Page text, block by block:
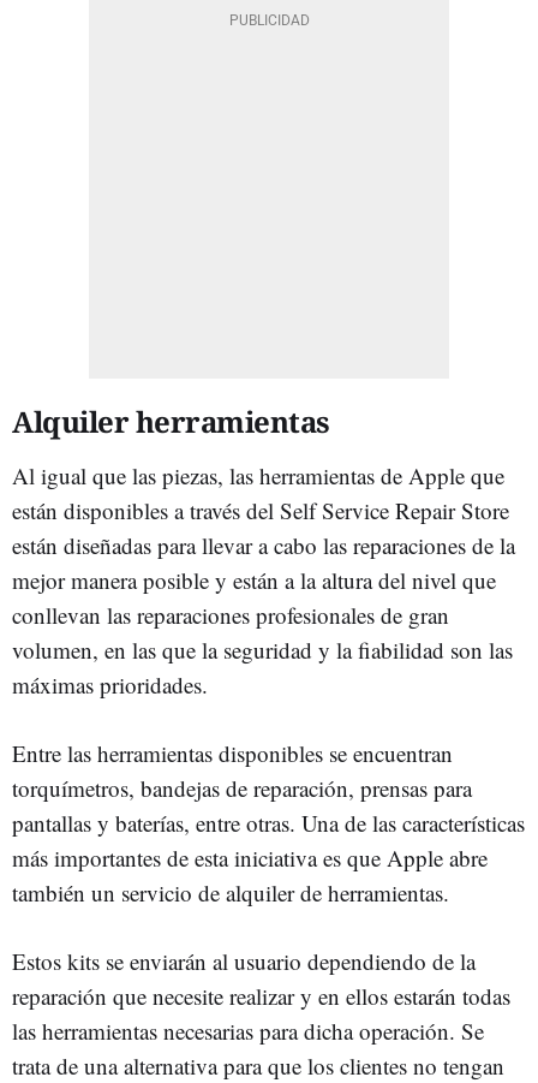
Alquiler herramientas
Al igual que las piezas, las herramientas de Apple que
están disponibles a través del Self Service Repair Store
están diseñadas para llevar a cabo las reparaciones de la
mejor manera posible y están a la altura del nivel que
conllevan las reparaciones profesionales de gran
volumen, en las que la seguridad y la fiabilidad son las
máximas prioridades.
Entre las herramientas disponibles se encuentran
torquímetros, bandejas de reparación, prensas para
pantallas y baterías, entre otras. Una de las características
más importantes de esta iniciativa es que Apple abre
también un servicio de alquiler de herramientas.
Estos kits se enviarán al usuario dependiendo de la
reparación que necesite realizar y en ellos estarán todas
las herramientas necesarias para dicha operación. Se
trata de una alternativa para que los clientes no tengan